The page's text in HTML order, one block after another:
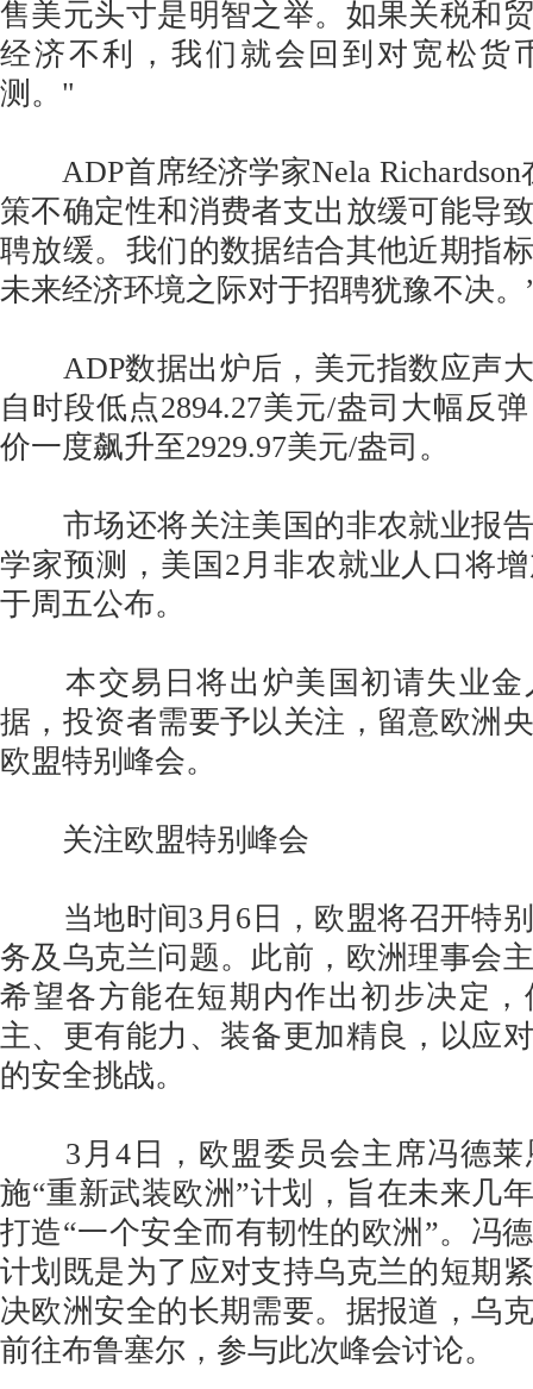
售美元头寸是明智之举。如果关税和
经济不利，我们就会回到对宽松货
测。"
ADP首席经济学家Nela Richardson
策不确定性和消费者支出放缓可能导
聘放缓。我们的数据结合其他近期指
未来经济环境之际对于招聘犹豫不决。
ADP数据出炉后，美元指数应声大
自时段低点2894.27美元/盎司大幅反
价一度飙升至2929.97美元/盎司。
市场还将关注美国的非农就业报告
学家预测，美国2月非农就业人口将
于周五公布。
本交易日将出炉美国初请失业金
据，投资者需要予以关注，留意欧洲
欧盟特别峰会。
关注欧盟特别峰会
当地时间3月6日，欧盟将召开特别
务及乌克兰问题。此前，欧洲理事会
希望各方能在短期内作出初步决定
主、更有能力、装备更加精良，以应
的安全挑战。
3月4日，欧盟委员会主席冯德莱
施“重新武装欧洲”计划，旨在未来几
打造“一个安全而有韧性的欧洲”。冯
计划既是为了应对支持乌克兰的短期
决欧洲安全的长期需要。据报道，乌
前往布鲁塞尔，参与此次峰会讨论。